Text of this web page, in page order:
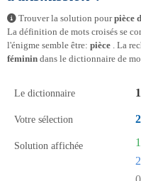
Trouver la solution pourpièce
La définition de mots croisés se
l'énigme semble être: pièce . La
féminin dans le dictionnaire de
Le dictionnaire
Votre sélection
Solution affichée